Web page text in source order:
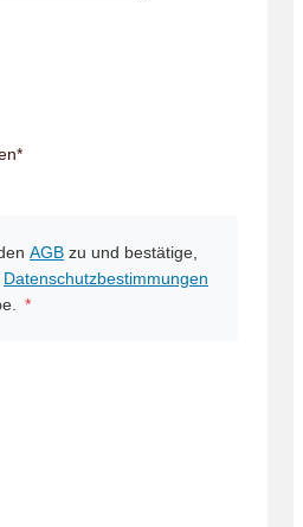
*
AGB zu und bestätige,
Datenschutzbestimmungen
*